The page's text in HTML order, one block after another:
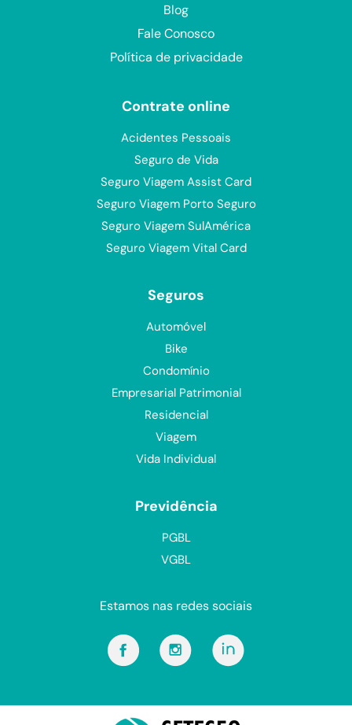
Blog
Fale Conosco
Política de privacidade
Contrate online
Acidentes Pessoais
Seguro de Vida
Seguro Viagem Assist Card
Seguro Viagem Porto Seguro
Seguro Viagem SulAmérica
Seguro Viagem Vital Card
Seguros
Automóvel
Bike
Condomínio
Empresarial Patrimonial
Residencial
Viagem
Vida Individual
Previdência
PGBL
VGBL
Estamos nas redes sociais